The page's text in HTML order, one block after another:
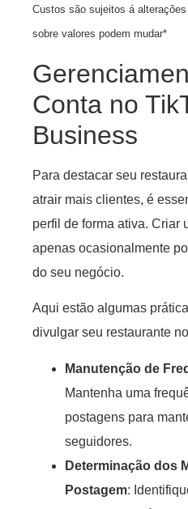
Custos são sujeitos á
sobre valores podem mudar*
Conta no
Business
Para destacar seu
atrair mais clientes, é
perfil de forma ativa. Criar
apenas ocasionalmente
do seu negócio.
Aqui estão algumas
divulgar seu restaurante
Manutenção de
Mantenha uma
postagens para
seguidores.
Determinação dos
Postagem: